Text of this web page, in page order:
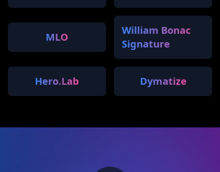
MLO
William Bonac
Signature
Hero.Lab Dymatize